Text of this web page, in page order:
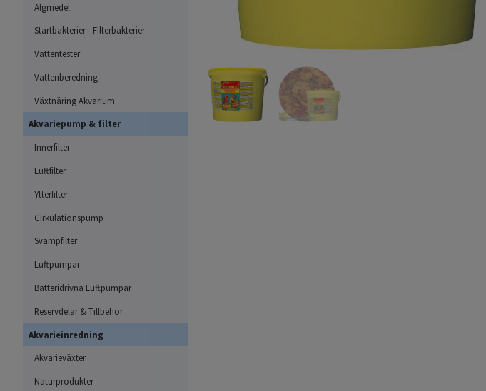
Algmedel
Startbakterier - Filterbakterier
Vattentester
Vattenberedning
Växtnäring Akvarium
Akvariepump & filter
Innerfilter
Luftfilter
Ytterfilter
Cirkulationspump
Svampfilter
Luftpumpar
Batteridrivna Luftpumpar
Reservdelar & Tillbehör
Akvarieinredning
Akvarieväxter
Naturprodukter